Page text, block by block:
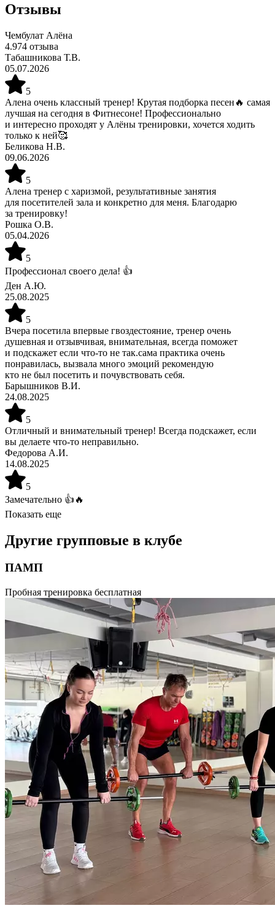
Отзывы
Чембулат Алёна
4.974 отзыва
Табашникова Т.В.
05.07.2026
5
Алена очень классный тренер! Крутая подборка песен🔥 самая
лучшая на сегодня в Фитнесоне! Профессионально
и интересно проходят у Алёны тренировки, хочется ходить
только к ней🥰
Беликова Н.В.
09.06.2026
5
Алена тренер с харизмой, результативные занятия
для посетителей зала и конкретно для меня. Благодарю
за тренировку!
Рошка О.В.
05.04.2026
5
Профессионал своего дела! 👍
Ден А.Ю.
25.08.2025
5
Вчера посетила впервые гвоздестояние, тренер очень
душевная и отзывчивая, внимательная, всегда поможет
и подскажет если что-то не так.сама практика очень
понравилась, вызвала много эмоций рекомендую
кто не был посетить и почувствовать себя.
Барышников В.И.
24.08.2025
5
Отличный и внимательный тренер! Всегда подскажет, если
вы делаете что-то неправильно.
Федорова А.И.
14.08.2025
5
Замечательно 👍🔥
Показать еще
Другие групповые в клубе
ПАМП
Эффективная жиросжигающая тренировка с применением
штанги. Одно занятие — минус 400 калорий! Улучшает
общую физическую подготовку, тонизирует мышцы,
укрепляет кости и суставы. Программа с фиксированной
хореографией, с использованием штанги с оптимальным
весом и контроля высококвалифицированных инструкторов
вы можете получить эффект и результаты, которые так долго
искали. Для всех уровней подготовленности.
Продолжительность 55 мин.
Пробная тренировка бесплатная